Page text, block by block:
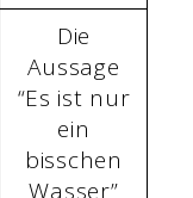
Die
Aussage
“Es ist nur
ein
bisschen
Wasser”